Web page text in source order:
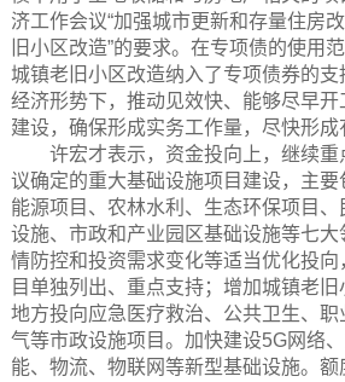
济工作会议“加强城市更新和存量住房
旧小区改造”的要求。在专项债的使用
城镇老旧小区改造纳入了专项债券的
经济形势下，推动见效快、能够尽早
建设，确保形成实务工作量，尽快形成
许宏才表示，资金投向上，继续
议确定的重大基础设施项目建设，主要
能源项目、农林水利、生态环保项目
设施、市政和产业园区基础设施等七
情防控和投资需求变化等适当优化投
目单独列出、重点支持；增加城镇老
地方投向应急医疗救治、公共卫生、
气等市政设施项目。加快建设5G网络
能、物流、物联网等新型基础设施。额